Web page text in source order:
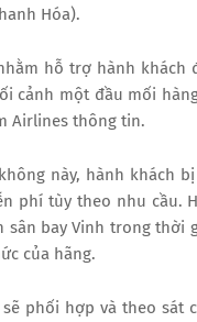
Hóa).
hỗ trợ hành
cảnh một đầu mối
Airlines thông tin.
này, hành khách
phí tùy theo nhu cầu.
sân bay Vinh trong
của hãng.
sẽ phối hợp và theo